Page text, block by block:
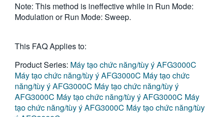
Note: This method is ineffective while in Run Mode:
Modulation or Run Mode: Sweep.
This FAQ Applies to:
Product Series: Máy tạo chức năng/tùy ý AFG3000C
Máy tạo chức năng/tùy ý AFG3000C Máy tạo chức
năng/tùy ý AFG3000C Máy tạo chức năng/tùy ý
AFG3000C Máy tạo chức năng/tùy ý AFG3000C Máy
tạo chức năng/tùy ý AFG3000C Máy tạo chức năng/tùy